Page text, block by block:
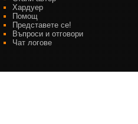
Хардуер
Помощ
Представете се!
Въпроси и отговори
Чат логове